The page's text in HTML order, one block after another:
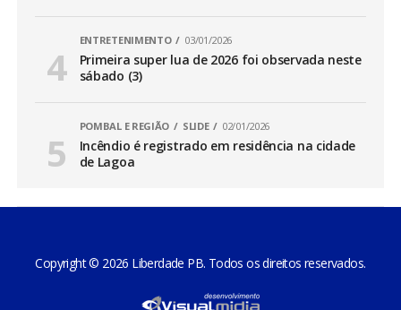
ENTRETENIMENTO 03/01/2026
Primeira super lua de 2026 foi observada neste
sábado (3)
POMBAL E REGIÃO SLIDE 02/01/2026
Incêndio é registrado em residência na cidade
de Lagoa
Copyright © 2026 Liberdade PB. Todos os direitos reservados.